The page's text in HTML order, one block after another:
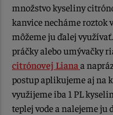
množstvo kyseliny
kanvice necháme roztok
môžeme ju ďalej
práčky alebo umývačky
citrónovej Liana a
postup aplikujeme aj na
využijeme iba 1 PL
teplej vode a nalejeme ju